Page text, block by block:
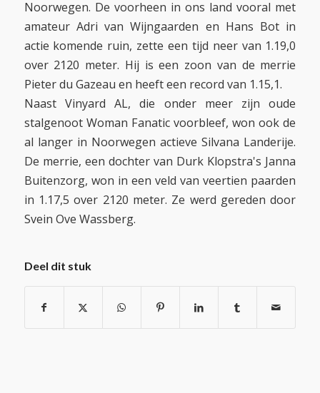
Noorwegen. De voorheen in ons land vooral met
amateur Adri van Wijngaarden en Hans Bot in
actie komende ruin, zette een tijd neer van 1.19,0
over 2120 meter. Hij is een zoon van de merrie
Pieter du Gazeau en heeft een record van 1.15,1.
Naast Vinyard AL, die onder meer zijn oude
stalgenoot Woman Fanatic voorbleef, won ook de
al langer in Noorwegen actieve Silvana Landerije.
De merrie, een dochter van Durk Klopstra's Janna
Buitenzorg, won in een veld van veertien paarden
in 1.17,5 over 2120 meter. Ze werd gereden door
Svein Ove Wassberg.
Deel dit stuk